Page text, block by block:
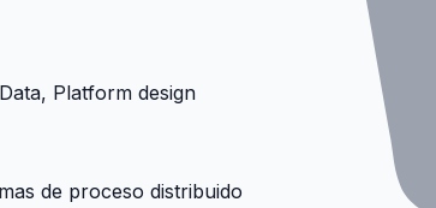
Platform design
de proceso distribuido